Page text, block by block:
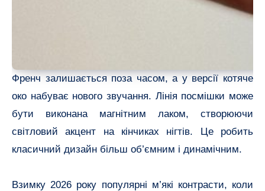
Френч залишається поза часом, а у версії котяче
око набуває нового звучання. Лінія посмішки може
бути виконана магнітним лаком, створюючи
світловий акцент на кінчиках нігтів. Це робить
класичний дизайн більш об’ємним і динамічним.
Взимку 2026 року популярні м’які контрасти, коли